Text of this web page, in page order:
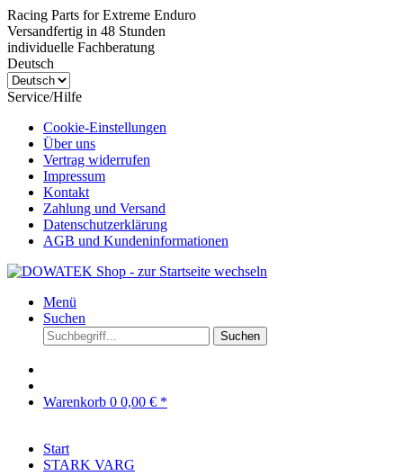
Racing Parts for Extreme Enduro
Versandfertig in 48 Stunden
individuelle Fachberatung
Deutsch
Service/Hilfe
Cookie-Einstellungen
Über uns
Vertrag widerrufen
Impressum
Kontakt
Zahlung und Versand
Datenschutzerklärung
AGB und Kundeninformationen
Menü
Suchen
Suchen
Warenkorb 0 0,00 € *
Start
STARK VARG